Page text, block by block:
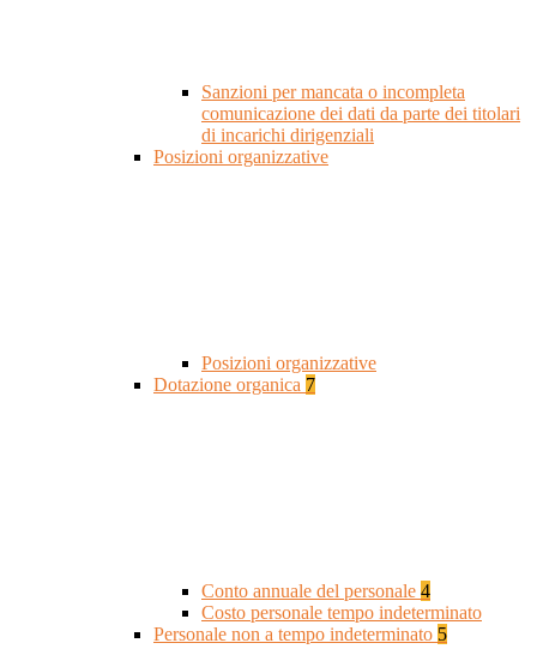
Sanzioni per mancata o incompleta
comunicazione dei dati da parte dei titolari
di incarichi dirigenziali
Posizioni organizzative
Posizioni organizzative
Dotazione organica 7
Conto annuale del personale 4
Costo personale tempo indeterminato
Personale non a tempo indeterminato 5